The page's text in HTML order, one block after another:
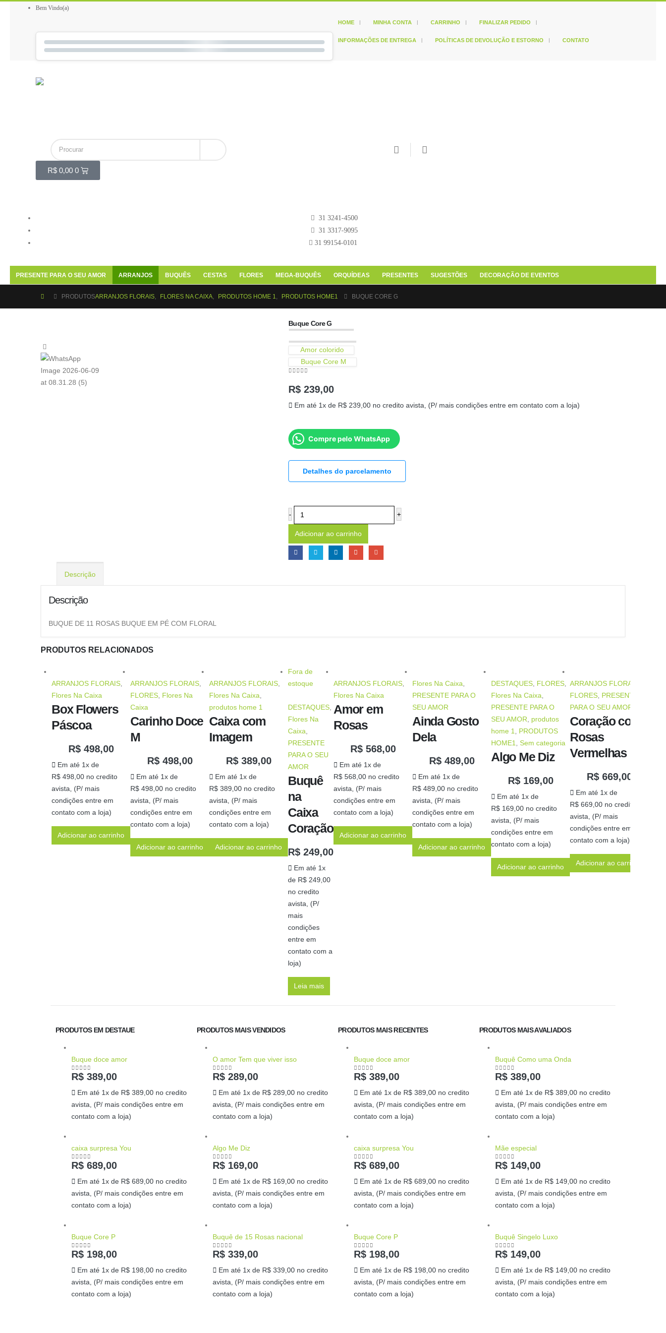
Bem Vindo(a)
HOME MINHA CONTA CARRINHO FINALIZAR PEDIDO
INFORMAÇÕES DE ENTREGA POLÍTICAS DE DEVOLUÇÃO E ESTORNO CONTATO
R$ 0,00 0
31 3241-4500
31 3317-9095
31 99154-0101
PRESENTE PARA O SEU AMOR ARRANJOS BUQUÊS CESTAS FLORES MEGA-BUQUÊS ORQUÍDEAS PRESENTES SUGESTÕES DECORAÇÃO DE EVENTOS
PRODUTOSARRANJOS FLORAIS, FLORES NA CAIXA, PRODUTOS HOME 1, PRODUTOS HOME1 BUQUE CORE G
Buque Core G
Amor colorido
Buque Core M
R$ 239,00
Em até 1x de R$ 239,00 no credito avista, (P/ mais condições entre em contato com a loja)
Compre pelo WhatsApp
Detalhes do parcelamento
- +
Adicionar ao carrinho
Descrição
Descrição
BUQUE DE 11 ROSAS BUQUE EM PÉ COM FLORAL
PRODUTOS RELACIONADOS
ARRANJOS FLORAIS
Flores Na Caixa
Box Flowers
Páscoa
R$498,00
Em até 1x de
R$ 498,00 no credito
avista, (P/ mais
condições entre em
contato com a loja)
Adicionar ao carrinho
ARRANJOS FLORAIS
FLORES Flores Na
Caixa
Carinho Doce
M
R$498,00
Em até 1x de
R$ 498,00 no credito
avista, (P/ mais
condições entre em
contato com a loja)
Adicionar ao carrinho
ARRANJOS FLORAIS
Flores Na Caixa
produtos home 1
Caixa com
Imagem
R$389,00
Em até 1x de
R$ 389,00 no credito
avista, (P/ mais
condições entre em
contato com a loja)
Adicionar ao carrinho
Fora de
estoque
DESTAQUES
Flores Na
Caixa
PRESENTE
PARA O SEU
AMOR
Buquê
na
Caixa
Coração
R$ 249,00
Em até 1x
de R$ 249,00
no credito
avista, (P/
mais
condições
entre em
contato com a
loja)
Leia mais
ARRANJOS FLORAIS
Flores Na Caixa
Amor em
Rosas
R$568,00
Em até 1x de
R$ 568,00 no credito
avista, (P/ mais
condições entre em
contato com a loja)
Adicionar ao carrinho
Flores Na Caixa
PRESENTE PARA O
SEU AMOR
Ainda Gosto
Dela
R$489,00
Em até 1x de
R$ 489,00 no credito
avista, (P/ mais
condições entre em
contato com a loja)
Adicionar ao carrinho
DESTAQUES FLORES
Flores Na Caixa
PRESENTE PARA O
SEU AMOR
produtos
home 1
PRODUTOS
HOME1
Sem categoria
Algo Me Diz
R$169,00
Em até 1x de
R$ 169,00 no credito
avista, (P/ mais
condições entre em
contato com a loja)
Adicionar ao carrinho
ARRANJOS FLORAIS
FLORES PRESENTE
PARA O SEU AMOR
Coração com
Rosas
Vermelhas
R$669,00
Em até 1x de
R$ 669,00 no credito
avista, (P/ mais
condições entre em
contato com a loja)
Adicionar ao carrinho
PRODUTOS EM DESTAUE
Buque doce amor
0out of 5
R$ 389,00
Em até 1x de R$ 389,00 no credito
avista, (P/ mais condições entre em
contato com a loja)
caixa surpresa You
0out of 5
R$ 689,00
Em até 1x de R$ 689,00 no credito
avista, (P/ mais condições entre em
contato com a loja)
Buque Core P
0out of 5
R$ 198,00
Em até 1x de R$ 198,00 no credito
avista, (P/ mais condições entre em
contato com a loja)
PRODUTOS MAIS VENDIDOS
O amor Tem que viver isso
0out of 5
R$ 289,00
Em até 1x de R$ 289,00 no credito
avista, (P/ mais condições entre em
contato com a loja)
Algo Me Diz
0out of 5
R$ 169,00
Em até 1x de R$ 169,00 no credito
avista, (P/ mais condições entre em
contato com a loja)
Buquê de 15 Rosas nacional
0out of 5
R$ 339,00
Em até 1x de R$ 339,00 no credito
avista, (P/ mais condições entre em
contato com a loja)
PRODUTOS MAIS RECENTES
Buque doce amor
0out of 5
R$ 389,00
Em até 1x de R$ 389,00 no credito
avista, (P/ mais condições entre em
contato com a loja)
caixa surpresa You
0out of 5
R$ 689,00
Em até 1x de R$ 689,00 no credito
avista, (P/ mais condições entre em
contato com a loja)
Buque Core P
0out of 5
R$ 198,00
Em até 1x de R$ 198,00 no credito
avista, (P/ mais condições entre em
contato com a loja)
PRODUTOS MAIS AVALIADOS
Buquê Como uma Onda
0out of 5
R$ 389,00
Em até 1x de R$ 389,00 no credito
avista, (P/ mais condições entre em
contato com a loja)
Mãe especial
0out of 5
R$ 149,00
Em até 1x de R$ 149,00 no credito
avista, (P/ mais condições entre em
contato com a loja)
Buquê Singelo Luxo
0out of 5
R$ 149,00
Em até 1x de R$ 149,00 no credito
avista, (P/ mais condições entre em
contato com a loja)